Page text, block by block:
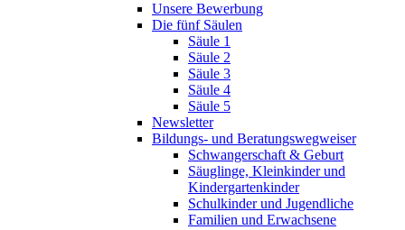
Unsere Bewerbung
Die fünf Säulen
Säule 1
Säule 2
Säule 3
Säule 4
Säule 5
Newsletter
Bildungs- und Beratungswegweiser
Schwangerschaft & Geburt
Säuglinge, Kleinkinder und
Kindergartenkinder
Schulkinder und Jugendliche
Familien und Erwachsene